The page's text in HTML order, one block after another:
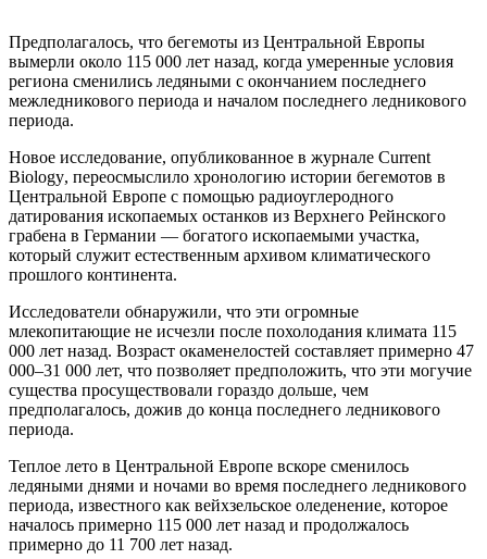
Предполагалось, что бегемоты из Центральной Европы
вымерли около 115 000 лет назад, когда умеренные условия
региона сменились ледяными с окончанием последнего
межледникового периода и началом последнего ледникового
периода.
Новое исследование, опубликованное в журнале Current
Biology, переосмыслило хронологию истории бегемотов в
Центральной Европе с помощью радиоуглеродного
датирования ископаемых останков из Верхнего Рейнского
грабена в Германии — богатого ископаемыми участка,
который служит естественным архивом климатического
прошлого континента.
Исследователи обнаружили, что эти огромные
млекопитающие не исчезли после похолодания климата 115
000 лет назад. Возраст окаменелостей составляет примерно 47
000–31 000 лет, что позволяет предположить, что эти могучие
существа просуществовали гораздо дольше, чем
предполагалось, дожив до конца последнего ледникового
периода.
Теплое лето в Центральной Европе вскоре сменилось
ледяными днями и ночами во время последнего ледникового
периода, известного как вейхзельское оледенение, которое
началось примерно 115 000 лет назад и продолжалось
примерно до 11 700 лет назад.